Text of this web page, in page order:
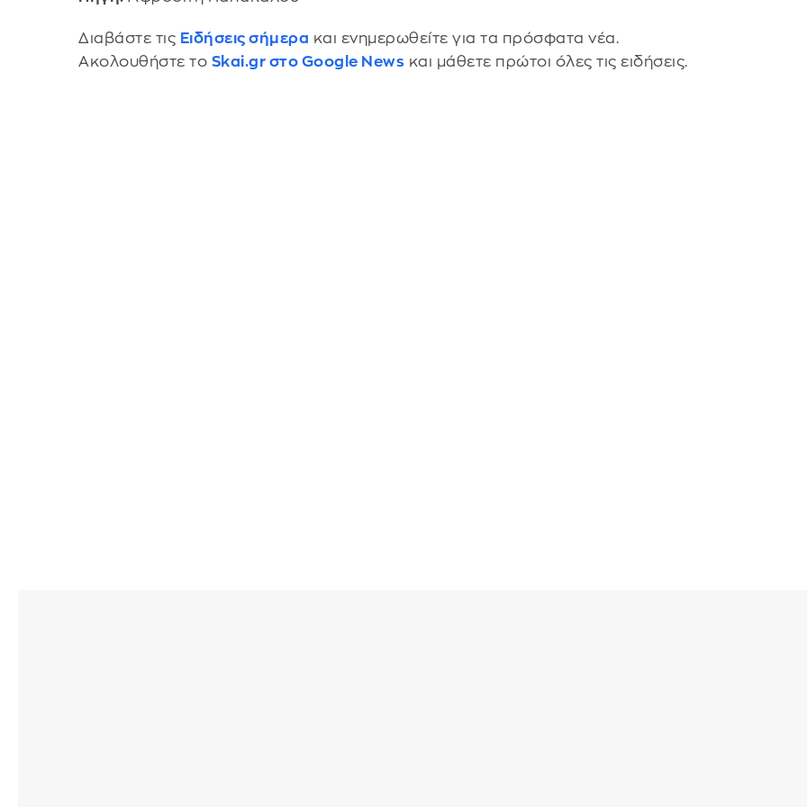
Διαβάστε τις Ειδήσεις σήμερα και ενημερωθείτε για τα πρόσφατα νέα.
Ακολουθήστε το Skai.gr στο Google News και μάθετε πρώτοι όλες τις ειδήσεις.